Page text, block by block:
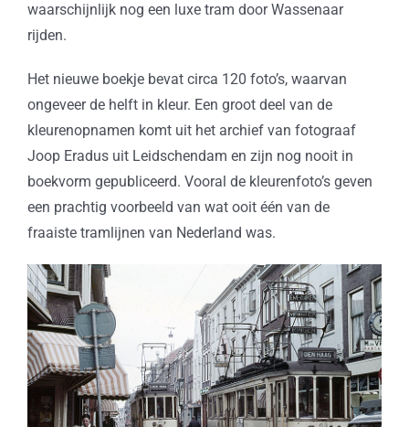
waarschijnlijk nog een luxe tram door Wassenaar
rijden.
Het nieuwe boekje bevat circa 120 foto’s, waarvan
ongeveer de helft in kleur. Een groot deel van de
kleurenopnamen komt uit het archief van fotograaf
Joop Eradus uit Leidschendam en zijn nog nooit in
boekvorm gepubliceerd. Vooral de kleurenfoto’s geven
een prachtig voorbeeld van wat ooit één van de
fraaiste tramlijnen van Nederland was.